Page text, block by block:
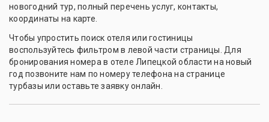
новогодний тур, полный перечень услуг, контакты,
координаты на карте.
Чтобы упростить поиск отеля или гостиницы
воспользуйтесь фильтром в левой части страницы. Для
бронирования номера в отеле Липецкой области на новый
год позвоните нам по номеру телефона на странице
турбазы или оставьте заявку онлайн.